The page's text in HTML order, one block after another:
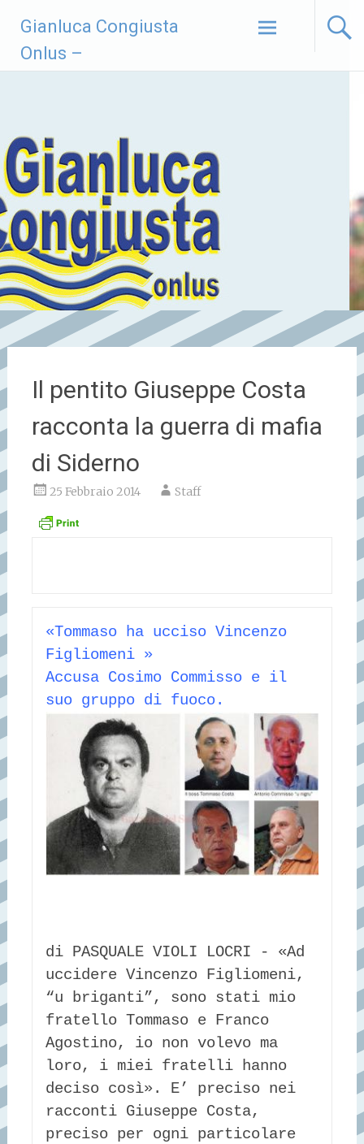
contenuto
Gianluca Congiusta
Onlus –
Il pentito Giuseppe Costa
racconta la guerra di mafia
di Siderno
25 Febbraio 2014 Staff
«Tommaso ha ucciso Vincenzo
Figliomeni »
Accusa Cosimo Commisso e il
suo gruppo di fuoco.
di PASQUALE VIOLI LOCRI - «Ad
uccidere Vincenzo Figliomeni,
“u briganti”, sono stati mio
fratello Tommaso e Franco
Agostino, io non volevo ma
loro, i miei fratelli hanno
deciso così». E’ preciso nei
racconti Giuseppe Costa,
preciso per ogni particolare